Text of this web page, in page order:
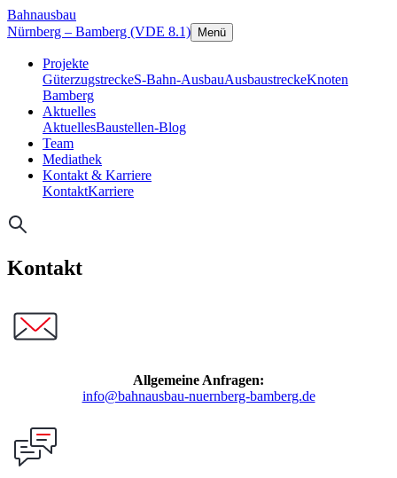
Bahnausbau
Nürnberg – Bamberg (VDE 8.1)
Menü
Projekte
GüterzugstreckeS-Bahn-AusbauAusbaustreckeKnoten
Bamberg
Aktuelles
AktuellesBaustellen-Blog
Team
Mediathek
Kontakt & Karriere
KontaktKarriere
Kontakt
Allgemeine Anfragen:
info@bahnausbau-nuernberg-bamberg.de